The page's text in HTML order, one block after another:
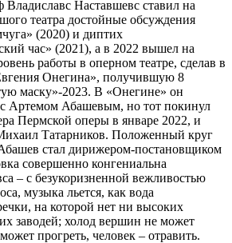
Владиславс Наставшевс ставил на
театра достойные обсуждения
(2020) и диптих
час» (2021), а в 2022 вышел на
работы в оперном театре, сделав в
Онегина», получившую 8
маску»-2023. В «Онегине» он
Артемом Абашевым, но тот покинул
Пермской оперы в январе 2022, и
Татарников. Положенный круг
стал дирижером-постановщиком
совершенно конгениальна
– с безукоризненной вежливостью
музыка льется, как вода
на которой нет ни высоких
заводей; холод вершин не может
прогреть, человек – отравить.